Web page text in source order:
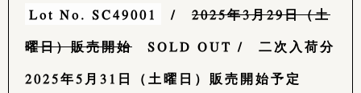
Lot No. SC49001 / 2025年3月29日（土
曜日）販売開始 SOLD OUT / 二次入荷分
2025年5月31日（土曜日）販売開始予定